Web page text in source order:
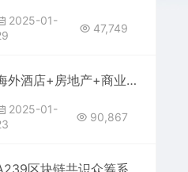
2025-01-
47,749
海外酒店+房地产+商业共享投资理财系统源码
2025-01-
90,867
A239区块链共识众筹系统+元宇宙+USDT理财复利新模式